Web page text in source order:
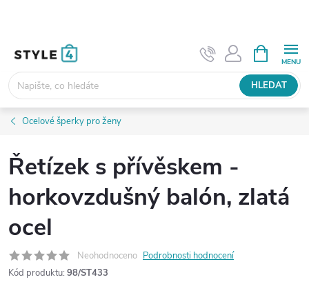
HLEDAT
NÁKUPNÍ
KOŠÍK
Ocelové šperky pro ženy
Řetízek s přívěskem -
horkovzdušný balón, zlatá
ocel
Neohodnoceno Podrobnosti hodnocení
Kód produktu: 98/ST433